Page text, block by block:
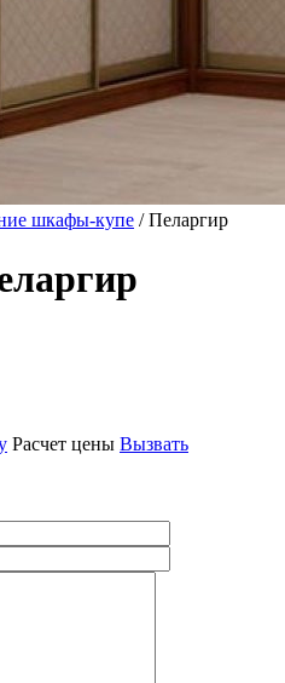
шкафы-купе / Пеларгир
Расчет цены Вызвать